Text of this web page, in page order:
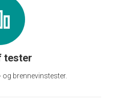
tester
og brennevinstester.